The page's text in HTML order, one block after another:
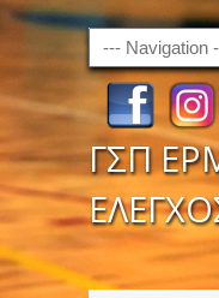
Navigation
ΓΣΠ